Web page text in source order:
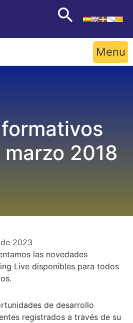
Menu
2018
2023
las novedades
Live disponibles para todos
de desarrollo
registrados a través de su